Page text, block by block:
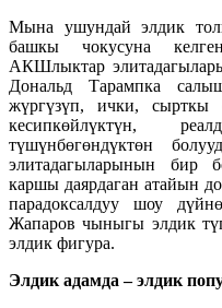
Мына ушундай элдик
башкы чокусуна
АКШлыктар
Дональд Тарампка
жүргүзүп, ички, сырткы
кесипкөйлүктүн,
түшүнбөгөндүктөн
элитадагыларынын бир
каршы даярдаган атайын
парадоксалдуу шоу
Жапаров чыныгы элдик
элдик фигура.
Элдик адамда – элдик